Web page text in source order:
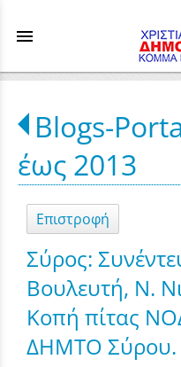
menu
Blogs-
έως 2013
Επιστροφή
Σύρος:
Βουλευτή, Ν.
Κοπή πίτας
ΔΗΜΤΟ Σύρου.